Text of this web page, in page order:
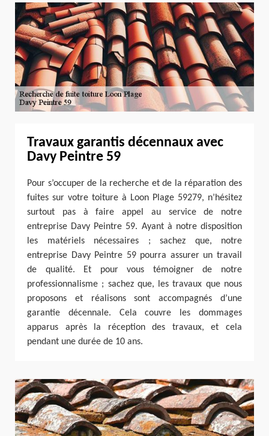
Travaux garantis décennaux avec
Davy Peintre 59
Pour s’occuper de la recherche et de la réparation des
fuites sur votre toiture à Loon Plage 59279, n’hésitez
surtout pas à faire appel au service de notre
entreprise Davy Peintre 59. Ayant à notre disposition
les matériels nécessaires ; sachez que, notre
entreprise Davy Peintre 59 pourra assurer un travail
de qualité. Et pour vous témoigner de notre
professionnalisme ; sachez que, les travaux que nous
proposons et réalisons sont accompagnés d’une
garantie décennale. Cela couvre les dommages
apparus après la réception des travaux, et cela
pendant une durée de 10 ans.